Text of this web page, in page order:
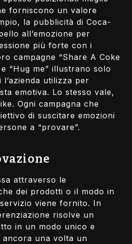
forniscono un valore
la pubblicità di Coca-
all’emozione per
più forte con i
campagne “Share A Coke
“Hug me” illustrano solo
utilizza per
emotiva. Lo stesso vale,
Ogni campagna che
di suscitare emozioni
a “provare”.
attraverso le
dei prodotti o il modo in
viene fornito. In
risolve un
in un modo unico e
ancora una volta un